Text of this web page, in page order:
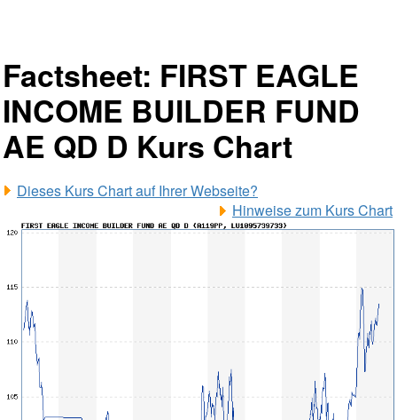
Factsheet: FIRST EAGLE
INCOME BUILDER FUND
AE QD D Kurs Chart
Dieses Kurs Chart auf Ihrer Webseite?
Hinweise zum Kurs Chart